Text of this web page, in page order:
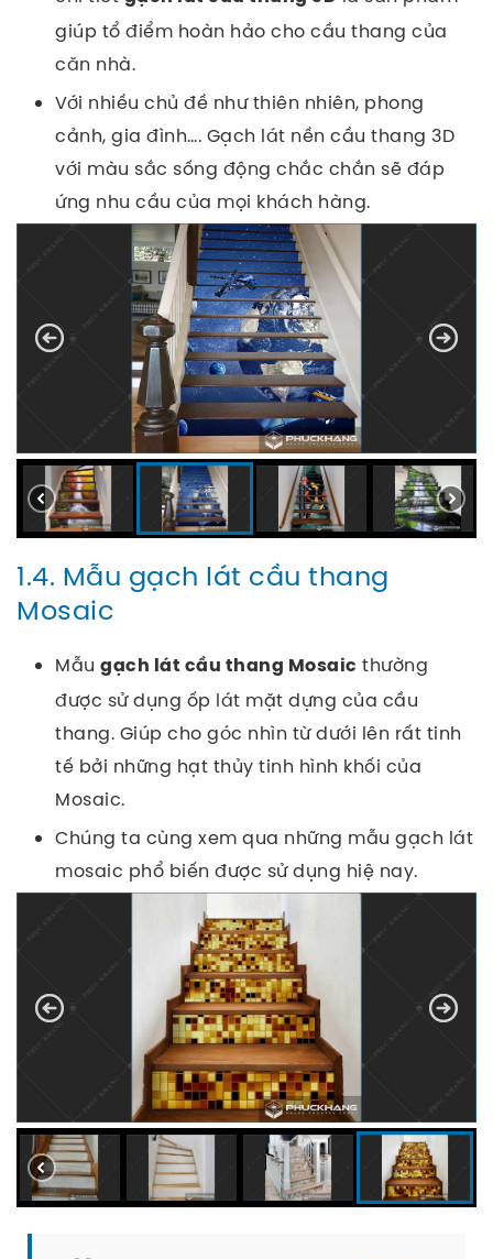
giúp tổ điểm hoàn hảo cho cầu thang của
căn nhà.
Với nhiều chủ đề như thiên nhiên, phong
cảnh, gia đình…. Gạch lát nền cầu thang 3D
với màu sắc sống động chắc chắn sẽ đáp
ứng nhu cầu của mọi khách hàng.
1.4. Mẫu gạch lát cầu thang
Mosaic
Mẫu gạch lát cầu thang Mosaic thường
được sử dụng ốp lát mặt dựng của cầu
thang. Giúp cho góc nhìn từ dưới lên rất tinh
tế bởi những hạt thủy tinh hình khối của
Mosaic.
Chúng ta cùng xem qua những mẫu gạch lát
mosaic phổ biến được sử dụng hiệ nay.